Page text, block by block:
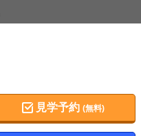
見学予約(無料)